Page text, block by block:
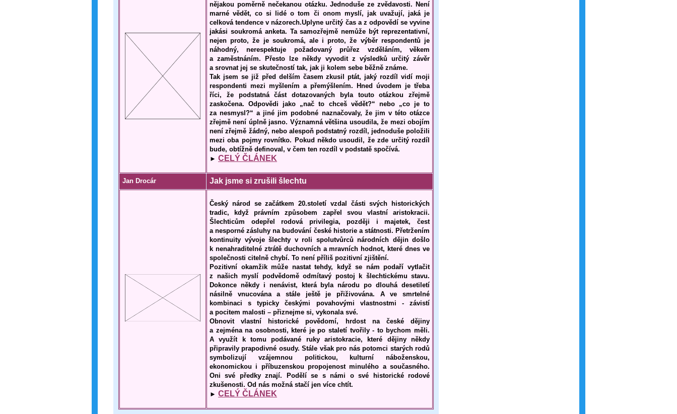
nějakou poměrně nečekanou otázku. Jednoduše ze zvědavosti. Není
marné vědět, co si lidé o tom či onom myslí, jak uvažují, jaká je
celková tendence v názorech.Uplyne určitý čas a z odpovědí se vyvine
jakási soukromá anketa. Ta samozřejmě nemůže být reprezentativní,
nejen proto, že je soukromá, ale i proto, že výběr respondentů je
náhodný, nerespektuje požadovaný průřez vzděláním, věkem
a zaměstnáním. Přesto lze někdy vyvodit z výsledků určitý závěr
a srovnat jej se skutečností tak, jak ji kolem sebe běžně známe.
Tak jsem se již před delším časem zkusil ptát, jaký rozdíl vidí moji
respondenti mezi myšlením a přemýšlením. Hned úvodem je třeba
říci, že podstatná část dotazovaných byla touto otázkou zřejmě
zaskočena. Odpovědi jako „nač to chceš vědět?“ nebo „co je to
za nesmysl?“ a jiné jim podobné naznačovaly, že jim v této otázce
zřejmě není úplně jasno. Významná většina usoudila, že mezi obojím
není zřejmě žádný, nebo alespoň podstatný rozdíl, jednoduše položili
mezi oba pojmy rovnítko. Pokud někdo usoudil, že zde určitý rozdíl
bude, obtížně definoval, v čem ten rozdíl v podstatě spočívá.
► CELÝ ČLÁNEK
Jan Drocár Jak jsme si zrušili šlechtu
Český národ se začátkem 20.století vzdal části svých historických
tradic, když právním způsobem zapřel svou vlastní aristokracii.
Šlechticům odepřel rodová privilegia, později i majetek, čest
a nesporné zásluhy na budování české historie a státnosti. Přetržením
kontinuity vývoje šlechty v roli spolutvůrců národních dějin došlo
k nenahraditelné ztrátě duchovních a mravních hodnot, které dnes ve
společnosti citelně chybí. To není příliš pozitivní zjištění.
Pozitivní okamžik může nastat tehdy, když se nám podaří vytlačit
z našich myslí podvědomě odmítavý postoj k šlechtickému stavu.
Dokonce někdy i nenávist, která byla národu po dlouhá desetiletí
násilně vnucována a stále ještě je přiživována. A ve smrtelné
kombinaci s typicky českými povahovými vlastnostmi - závistí
a pocitem malosti – přiznejme si, vykonala své.
Obnovit vlastní historické povědomí, hrdost na české dějiny
a zejména na osobnosti, které je po staletí tvořily - to bychom měli.
A využít k tomu podávané ruky aristokracie, které dějiny někdy
připravily prapodivné osudy. Stále však pro nás potomci starých rodů
symbolizují vzájemnou politickou, kulturní náboženskou,
ekonomickou i příbuzenskou propojenost minulého a současného.
Oni své předky znají. Podělí se s námi o své historické rodové
zkušenosti. Od nás možná stačí jen více chtít.
► CELÝ ČLÁNEK